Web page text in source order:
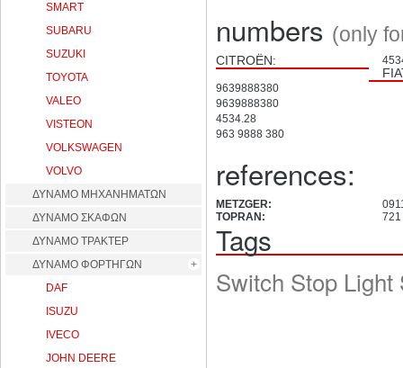
numbers (only
CITROËN:
9639888380
9639888380
4534.28
963 9888 380
references:
METZGER:
TOPRAN:
Tags
Switch Stop
SMART
SUBARU
SUZUKI
TOYOTA
VALEO
VISTEON
VOLKSWAGEN
VOLVO
ΔΥΝΑΜΟ ΜΗΧΑΝΗΜΑΤΩΝ
ΔΥΝΑΜΟ ΣΚΑΦΩΝ
ΔΥΝΑΜΟ ΤΡΑΚΤΕΡ
ΔΥΝΑΜΟ ΦΟΡΤΗΓΩΝ
DAF
ISUZU
IVECO
JOHN DEERE